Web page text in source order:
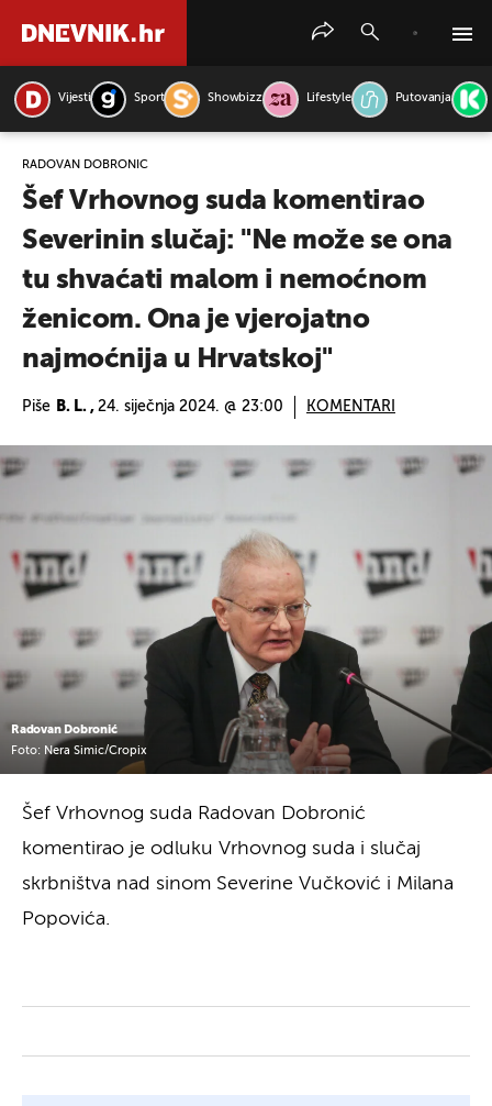
Vijesti Sport Showbizz Lifestyle Putovanja
RADOVAN DOBRONIĆ
Šef Vrhovnog suda komentirao
Severinin slučaj: "Ne može se ona
tu shvaćati malom i nemoćnom
ženicom. Ona je vjerojatno
najmoćnija u Hrvatskoj"
Piše B. L. , 24. siječnja 2024. @ 23:00 KOMENTARI
Radovan Dobronić
Foto: Nera Simic/Cropix
Šef Vrhovnog suda Radovan Dobronić
komentirao je odluku Vrhovnog suda i slučaj
skrbništva nad sinom Severine Vučković i Milana
Popovića.
PRETRAŽITE VIJESTI